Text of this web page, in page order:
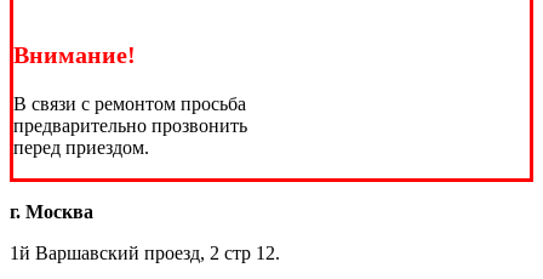
Внимание!
В связи с ремонтом просьба
предварительно прозвонить
перед приездом.
г. Москва
1й Варшавский проезд, 2 стр 12.